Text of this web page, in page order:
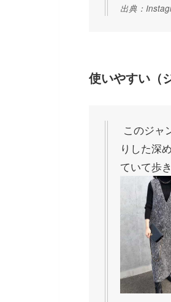
出典：
使いやすい（
このジャ
りした深
ていて歩